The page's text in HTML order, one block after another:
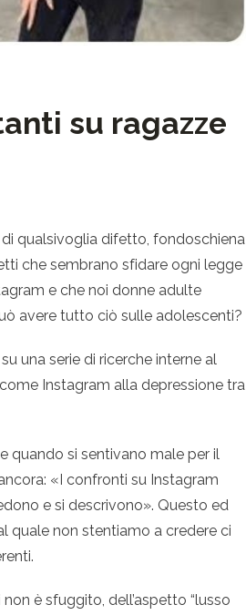
su ragazze
di qualsivoglia difetto, fondoschiena
che sembrano sfidare ogni legge
e che noi donne adulte
avere tutto ciò sulle adolescenti?
su una serie di ricerche interne al
Instagram alla depressione tra
quando si sentivano male per il
«I confronti su Instagram
e si descrivono». Questo ed
quale non stentiamo a credere ci
è sfuggito, dell’aspetto “lusso